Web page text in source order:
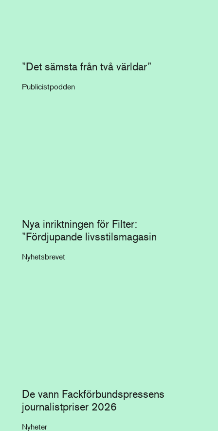
”Det sämsta från två världar”
Publicistpodden
Nya inriktningen för Filter:
”Fördjupande livsstilsmagasin
Nyhetsbrevet
De vann Fackförbundspressens
journalistpriser 2026
Nyheter